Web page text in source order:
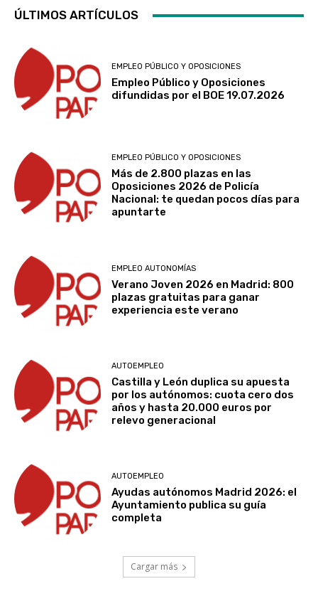
ÚLTIMOS ARTÍCULOS
EMPLEO PÚBLICO Y OPOSICIONES
Empleo Público y Oposiciones
difundidas por el BOE 19.07.2026
EMPLEO PÚBLICO Y OPOSICIONES
Más de 2.800 plazas en las
Oposiciones 2026 de Policía
Nacional: te quedan pocos días para
apuntarte
EMPLEO AUTONOMÍAS
Verano Joven 2026 en Madrid: 800
plazas gratuitas para ganar
experiencia este verano
AUTOEMPLEO
Castilla y León duplica su apuesta
por los autónomos: cuota cero dos
años y hasta 20.000 euros por
relevo generacional
AUTOEMPLEO
Ayudas autónomos Madrid 2026: el
Ayuntamiento publica su guía
completa
Cargar más